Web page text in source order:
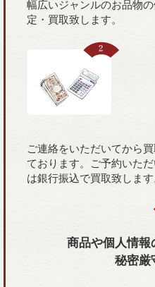
幅広いジャンルのお品物
定・買取致します。
ご連絡をいただいてから
ております。ご予約いた
は銀行振込で買取致します
商品や個人情報
秘密厳